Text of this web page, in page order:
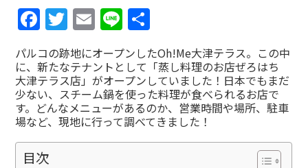
Facebook
Twitter
Email
Line
有
パルコの跡地にオープンしたOh!Me大津テラス。この中
に、新たなテナントとして「蒸し料理のお店ぜろはち
大津テラス店」がオープンしていました！日本でもまだ
少ない、スチーム鍋を使った料理が食べられるお店で
す。どんなメニューがあるのか、営業時間や場所、駐車
場など、現地に行って調べてきました！
目次